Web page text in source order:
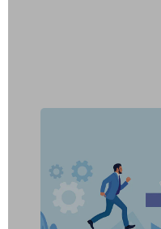
ネットワーク・モバイル
電話・映像コミュニケーション
セキュリティ